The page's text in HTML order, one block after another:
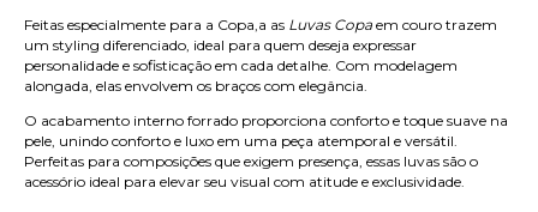
Feitas especialmente para a Copa,a as Luvas Copa em couro trazem
um styling diferenciado, ideal para quem deseja expressar
personalidade e sofisticação em cada detalhe. Com modelagem
alongada, elas envolvem os braços com elegância.
O acabamento interno forrado proporciona conforto e toque suave na
pele, unindo conforto e luxo em uma peça atemporal e versátil.
Perfeitas para composições que exigem presença, essas luvas são o
acessório ideal para elevar seu visual com atitude e exclusividade.